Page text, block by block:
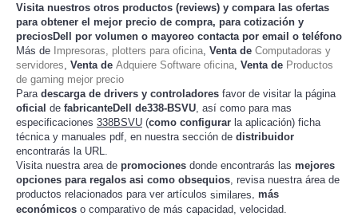
Visita nuestros otros productos (reviews) y compara las ofertas
para obtener el mejor precio de compra, para cotización y
preciosDell por volumen o mayoreo contacta por email o teléfono
Más de Impresoras, plotters para oficina Venta de Computadoras y
servidores Venta de Adquiere Software oficina Venta de Productos
de gaming mejor precio
Para descarga de drivers y controladores favor de visitar la página
oficial de fabricanteDell de338-BSVU , así como para mas
especificaciones 338BSVU (como configurar la aplicación) ficha
técnica y manuales pdf, en nuestra sección de distribuidor
encontrarás la URL.
Visita nuestra area de promociones donde encontrarás las mejores
opciones para regalos asi como obsequios, revisa nuestra área de
productos relacionados para ver artículos similares, más
económicos o comparativo de más capacidad, velocidad.